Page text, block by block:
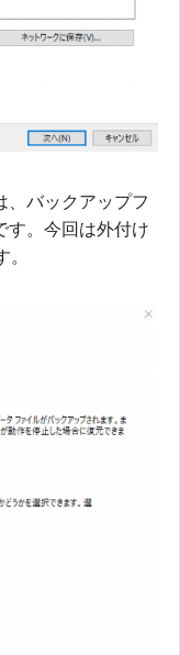
バックアップフ
す。今回は外付け